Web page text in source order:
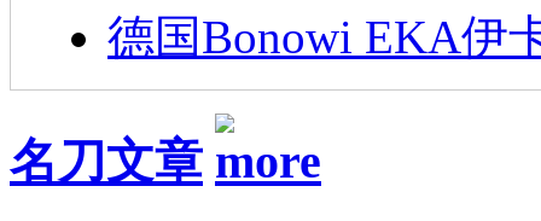
德国Bonowi EKA伊
名刀文章